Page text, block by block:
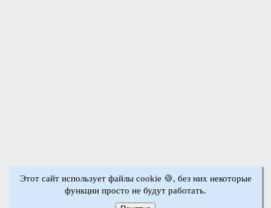
Этот сайт использует файлы cookie 🍪, без них некоторые
функции просто не будут работать.